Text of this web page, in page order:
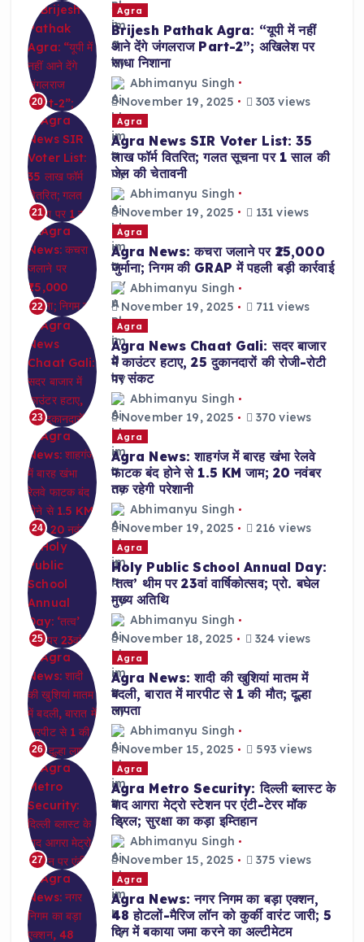
20
Agra
Brijesh Pathak Agra: “यूपी में नहीं
आने देंगे जंगलराज Part-2”; अखिलेश पर
साधा निशाना
Abhimanyu Singh
November 19, 2025
303 views
21
Agra
Agra News SIR Voter List: 35
लाख फॉर्म वितरित; गलत सूचना पर 1 साल की
जेल की चेतावनी
Abhimanyu Singh
November 19, 2025
131 views
22
Agra
Agra News: कचरा जलाने पर ₹25,000
जुर्माना; निगम की GRAP में पहली बड़ी कार्रवाई
Abhimanyu Singh
November 19, 2025
711 views
23
Agra
Agra News Chaat Gali: सदर बाजार
में काउंटर हटाए, 25 दुकानदारों की रोजी-रोटी
पर संकट
Abhimanyu Singh
November 19, 2025
370 views
24
Agra
Agra News: शाहगंज में बारह खंभा रेलवे
फाटक बंद होने से 1.5 KM जाम; 20 नवंबर
तक रहेगी परेशानी
Abhimanyu Singh
November 19, 2025
216 views
25
Agra
Holy Public School Annual Day:
‘तत्व’ थीम पर 23वां वार्षिकोत्सव; प्रो. बघेल
मुख्य अतिथि
Abhimanyu Singh
November 18, 2025
324 views
26
Agra
Agra News: शादी की खुशियां मातम में
बदली, बारात में मारपीट से 1 की मौत; दूल्हा
लापता
Abhimanyu Singh
November 15, 2025
593 views
27
Agra
Agra Metro Security: दिल्ली ब्लास्ट के
बाद आगरा मेट्रो स्टेशन पर एंटी-टेरर मॉक
ड्रिल; सुरक्षा का कड़ा इम्तिहान
Abhimanyu Singh
November 15, 2025
375 views
Agra
Agra News: नगर निगम का बड़ा एक्शन,
48 होटलों-मैरिज लॉन को कुर्की वारंट जारी; 5
दिन में बकाया जमा करने का अल्टीमेटम